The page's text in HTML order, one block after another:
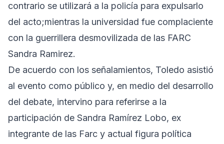
contrario se utilizará a la policía para expulsarlo
del acto;mientras la universidad fue complaciente
con la guerrillera desmovilizada de las FARC
Sandra Ramirez.
De acuerdo con los señalamientos, Toledo asistió
al evento como público y, en medio del desarrollo
del debate, intervino para referirse a la
participación de Sandra Ramírez Lobo, ex
integrante de las Farc y actual figura política